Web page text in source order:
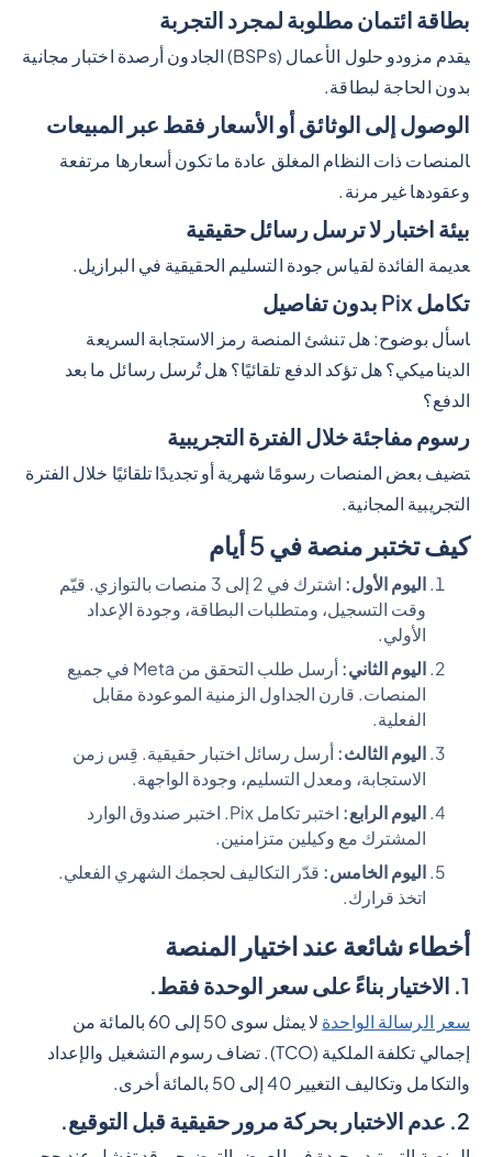
بطاقة ائتمان مطلوبة لمجرد التجربة
يقدم مزودو حلول الأعمال (BSPs) الجادون أرصدة اختبار مجانية
بدون الحاجة لبطاقة.
الوصول إلى الوثائق أو الأسعار فقط عبر المبيعات
المنصات ذات النظام المغلق عادة ما تكون أسعارها مرتفعة
وعقودها غير مرنة.
بيئة اختبار لا ترسل رسائل حقيقية
عديمة الفائدة لقياس جودة التسليم الحقيقية في البرازيل.
تكامل Pix بدون تفاصيل
اسأل بوضوح: هل تنشئ المنصة رمز الاستجابة السريعة
الديناميكي؟ هل تؤكد الدفع تلقائيًا؟ هل تُرسل رسائل ما بعد
الدفع؟
رسوم مفاجئة خلال الفترة التجريبية
تضيف بعض المنصات رسومًا شهرية أو تجديدًا تلقائيًا خلال الفترة
التجريبية المجانية.
كيف تختبر منصة في 5 أيام
اليوم الأول:
اشترك في 2 إلى 3 منصات بالتوازي. قيّم
وقت التسجيل، ومتطلبات البطاقة، وجودة الإعداد
الأولي.
اليوم الثاني:
أرسل طلب التحقق من Meta في جميع
المنصات. قارن الجداول الزمنية الموعودة مقابل
الفعلية.
اليوم الثالث: أرسل رسائل اختبار حقيقية. قِس زمن
الاستجابة، ومعدل التسليم، وجودة الواجهة.
اليوم الرابع:
اختبر تكامل Pix. اختبر صندوق الوارد
المشترك مع وكيلين متزامنين.
اليوم الخامس: قدّر التكاليف لحجمك الشهري الفعلي.
اتخذ قرارك.
أخطاء شائعة عند اختيار المنصة
1. الاختيار بناءً على سعر الوحدة فقط.
سعر الرسالة الواحدة
لا يمثل سوى 50 إلى 60 بالمائة من
إجمالي تكلفة الملكية (TCO). تضاف رسوم التشغيل والإعداد
والتكامل وتكاليف التغيير 40 إلى 50 بالمائة أخرى.
2. عدم الاختبار بحركة مرور حقيقية قبل التوقيع.